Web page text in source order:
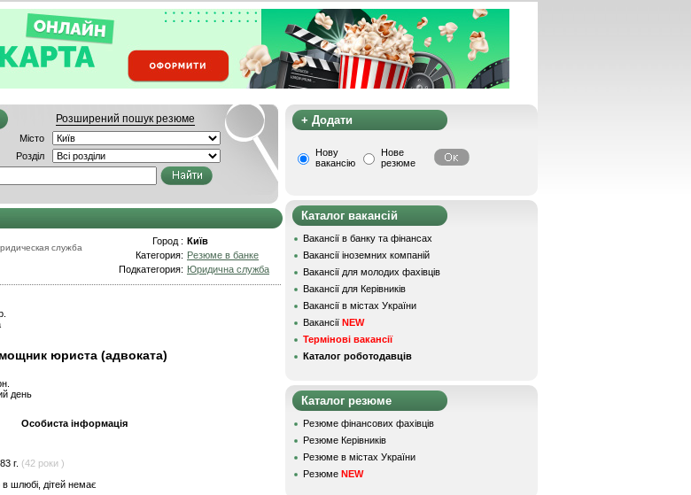
Розширений пошук резюме
Місто
Розділ
служба
Город : Київ
Категория: Резюме в банке
Подкатегория: Юридична служба
юриста (адвоката)
день
Особиста інформація
г. (42 роки )
шлюбі, дітей немає
+ Додати
Нову
вакансію
Нове
резюме
Каталог вакансій
Вакансії в банку та фінансах
Вакансії іноземних компаній
Вакансії для молодих фахівців
Вакансії для Керівників
Вакансії в містах України
Вакансії NEW
Термінові вакансії
Каталог роботодавців
Каталог резюме
Резюме фінансових фахівців
Резюме Керівників
Резюме в містах України
Резюме NEW